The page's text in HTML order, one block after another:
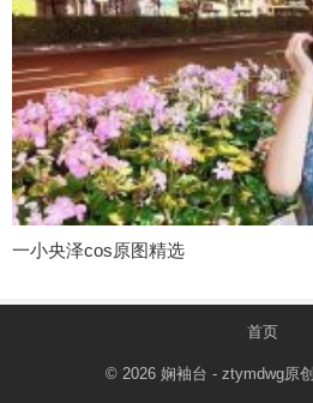
一小央泽cos原图精选
首页
© 2026 娴袖台 - ztymdwg原创